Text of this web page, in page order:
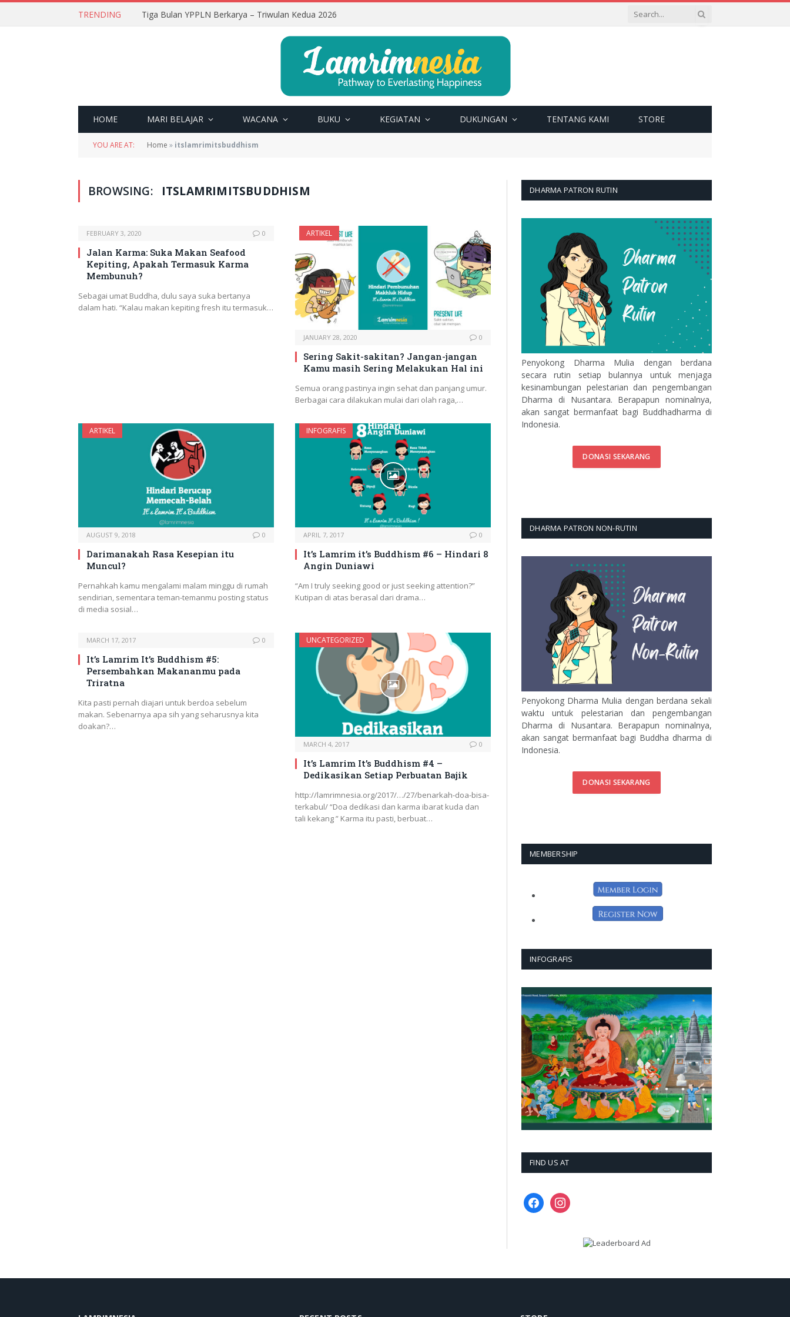
TRENDING Tiga Bulan YPPLN Berkarya – Triwulan Kedua 2026
HOME MARI BELAJAR WACANA BUKU KEGIATAN DUKUNGAN TENTANG KAMI STORE
YOU ARE AT: Home » itslamrimitsbuddhism
BROWSING: ITSLAMRIMITSBUDDHISM
FEBRUARY 3, 2020 0
Jalan Karma: Suka Makan Seafood
Kepiting, Apakah Termasuk Karma
Membunuh?
Sebagai umat Buddha, dulu saya suka bertanya
dalam hati. “Kalau makan kepiting fresh itu termasuk…
ARTIKEL
JANUARY 28, 2020 0
Sering Sakit-sakitan? Jangan-jangan
Kamu masih Sering Melakukan Hal ini
Semua orang pastinya ingin sehat dan panjang umur.
Berbagai cara dilakukan mulai dari olah raga,…
ARTIKEL
AUGUST 9, 2018 0
Darimanakah Rasa Kesepian itu
Muncul?
Pernahkah kamu mengalami malam minggu di rumah
sendirian, sementara teman-temanmu posting status
di media sosial…
INFOGRAFIS
APRIL 7, 2017 0
It’s Lamrim it’s Buddhism #6 – Hindari 8
Angin Duniawi
“Am I truly seeking good or just seeking attention?”
Kutipan di atas berasal dari drama…
MARCH 17, 2017 0
It’s Lamrim It’s Buddhism #5:
Persembahkan Makananmu pada
Triratna
Kita pasti pernah diajari untuk berdoa sebelum
makan. Sebenarnya apa sih yang seharusnya kita
doakan?…
UNCATEGORIZED
MARCH 4, 2017 0
It’s Lamrim It’s Buddhism #4 –
Dedikasikan Setiap Perbuatan Bajik
http://lamrimnesia.org/2017/…/27/benarkah-doa-bisa-
terkabul/ “Doa dedikasi dan karma ibarat kuda dan
tali kekang ” Karma itu pasti, berbuat…
DHARMA PATRON RUTIN
Penyokong Dharma Mulia dengan berdana
secara rutin setiap bulannya untuk menjaga
kesinambungan pelestarian dan pengembangan
Dharma di Nusantara. Berapapun nominalnya,
akan sangat bermanfaat bagi Buddhadharma di
Indonesia.
DONASI SEKARANG
DHARMA PATRON NON-RUTIN
Penyokong Dharma Mulia dengan berdana sekali
waktu untuk pelestarian dan pengembangan
Dharma di Nusantara. Berapapun nominalnya,
akan sangat bermanfaat bagi Buddha dharma di
Indonesia.
DONASI SEKARANG
MEMBERSHIP
INFOGRAFIS
FIND US AT
facebookinstagram